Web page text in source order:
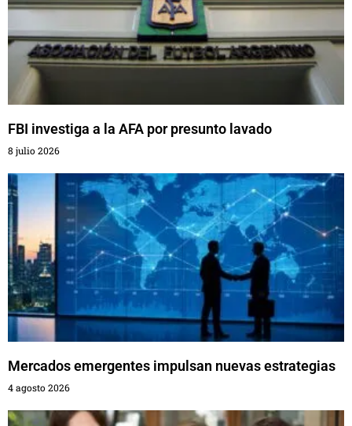
FBI investiga a la AFA por presunto lavado
8 julio 2026
Mercados emergentes impulsan nuevas estrategias
4 agosto 2026